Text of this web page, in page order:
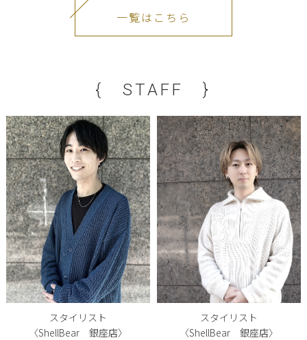
一覧はこちら
{ STAFF }
スタイリスト
〈ShellBear 銀座店〉
スタイリスト
〈ShellBear 銀座店〉